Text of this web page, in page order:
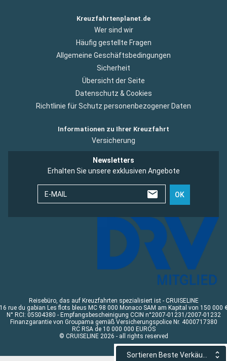
Kreuzfahrtenplanet.de
Wer sind wir
Häufig gestellte Fragen
Allgemeine Geschäftsbedingungen
Sicherheit
Übersicht der Seite
Datenschutz & Cookies
Richtlinie für Schutz personenbezogener Daten
Informationen zu Ihrer Kreuzfahrt
Versicherung
Newsletters
Erhalten Sie unsere exklusiven Angebote
E-MAIL OK
Reisebüro, das auf Kreuzfahrten spezialisiert ist - CRUISELINE
rue du gabian Les flots bleus MC 98 000 Monaco SAM am Kapital von 150 000
N° RCI: 05S04380 - Empfangsbescheinigung CCIN n°2007-01231/2007-01232
Finanzgarantie von Groupama gemäß Versicherungspolice Nr. 4000717380
RC RSA de 10 000 000 EUROS
© CRUISELINE 2026 - all rights reserved